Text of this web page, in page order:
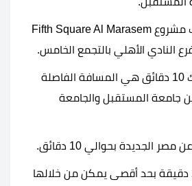
بالإضافة إلى قرب مشروع Fifth Square Al Marasem
إلى جانب أن هناك 10 دقائق هي المسافة الفاصلة
جامعة المستقبل والجامعة
الجديدة بحوالي 10 دقائق.
علاوة على أن 20 دقيقة بحد أقصى يمكن من خلالها